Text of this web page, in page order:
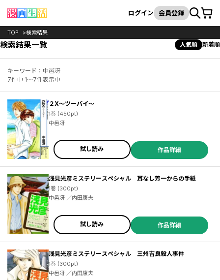
検索
ログイン 会員登録カート
TOP 検索結果
検索結果一覧 人気順 新着順
キーワード：中邑冴
7件中 1～7件表示中
２X～ツーバイ～
1巻 (450pt)
中邑冴
試し読み 作品詳細
浅見光彦ミステリースペシャル 耳なし芳一からの手紙
1巻 (300pt)
中邑冴 ／内田康夫
試し読み 作品詳細
浅見光彦ミステリースペシャル 三州吉良殺人事件
1巻 (300pt)
中邑冴 ／内田康夫